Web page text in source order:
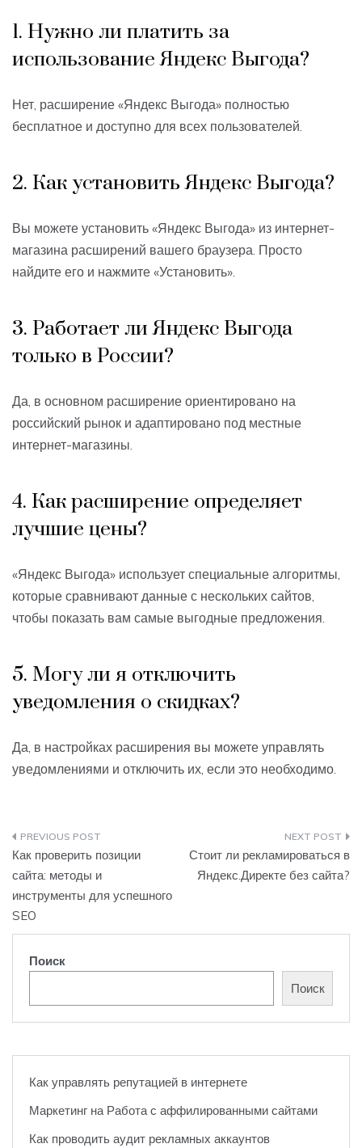
1. Нужно ли платить за
использование Яндекс Выгода?
Нет, расширение «Яндекс Выгода» полностью
бесплатное и доступно для всех пользователей.
2. Как установить Яндекс Выгода?
Вы можете установить «Яндекс Выгода» из интернет-
магазина расширений вашего браузера. Просто
найдите его и нажмите «Установить».
3. Работает ли Яндекс Выгода
только в России?
Да, в основном расширение ориентировано на
российский рынок и адаптировано под местные
интернет-магазины.
4. Как расширение определяет
лучшие цены?
«Яндекс Выгода» использует специальные алгоритмы,
которые сравнивают данные с нескольких сайтов,
чтобы показать вам самые выгодные предложения.
5. Могу ли я отключить
уведомления о скидках?
Да, в настройках расширения вы можете управлять
уведомлениями и отключить их, если это необходимо.
Навигация
по
записям
Как проверить позиции
сайта: методы и
инструменты для успешного
SEO
Стоит ли рекламироваться в
Яндекс.Директе без сайта?
Поиск
Поиск
Как управлять репутацией в интернете
Маркетинг на Работа с аффилированными сайтами
Как проводить аудит рекламных аккаунтов